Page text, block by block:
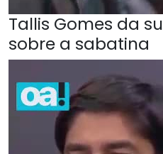
Tallis Gomes da
sobre a sabatina